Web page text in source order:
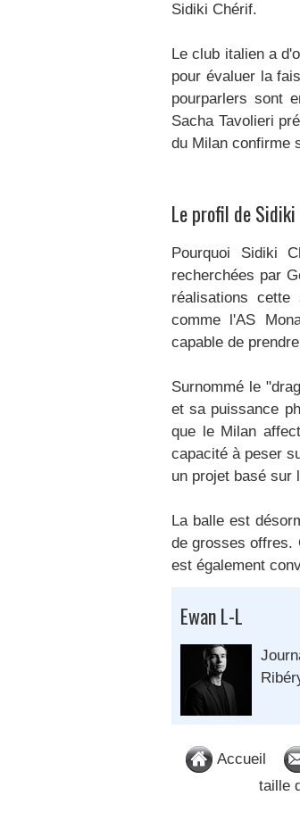
Sidiki Chérif.
Le club italien a
pour évaluer la
pourparlers sont
Sacha Tavolieri
du Milan confirme
Le profil de
Pourquoi Sidiki
recherchées par
réalisations
comme l'AS
capable de
Surnommé le
et sa puissance
que le Milan
capacité à peser
un projet basé sur
La balle est
de grosses offres.
est également
Ewan L-L
Accueil
taille